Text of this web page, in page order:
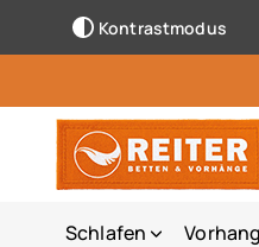
Kontrastmodus
Schlafen Vorhang